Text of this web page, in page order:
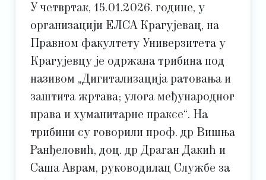
У четвртак, 15.01.2026. године, у
организацији ЕЛСА Крагујевац, на
Правном факултету Универзитета у
Крагујевцу је одржана трибина под
називом „Дигитализација ратовања и
заштита жртава; улога међународног
права и хуманитарне праксе“. На
трибини су говорили проф. др Вишња
Ранђеловић, доц. др Драган Дакић и
Саша Аврам, руководилац Службе за